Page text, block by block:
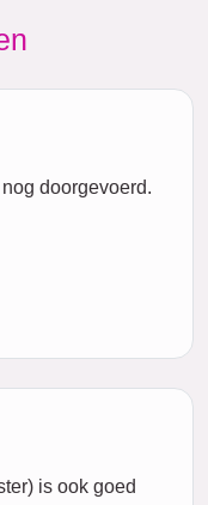
doorgevoerd.
is ook goed